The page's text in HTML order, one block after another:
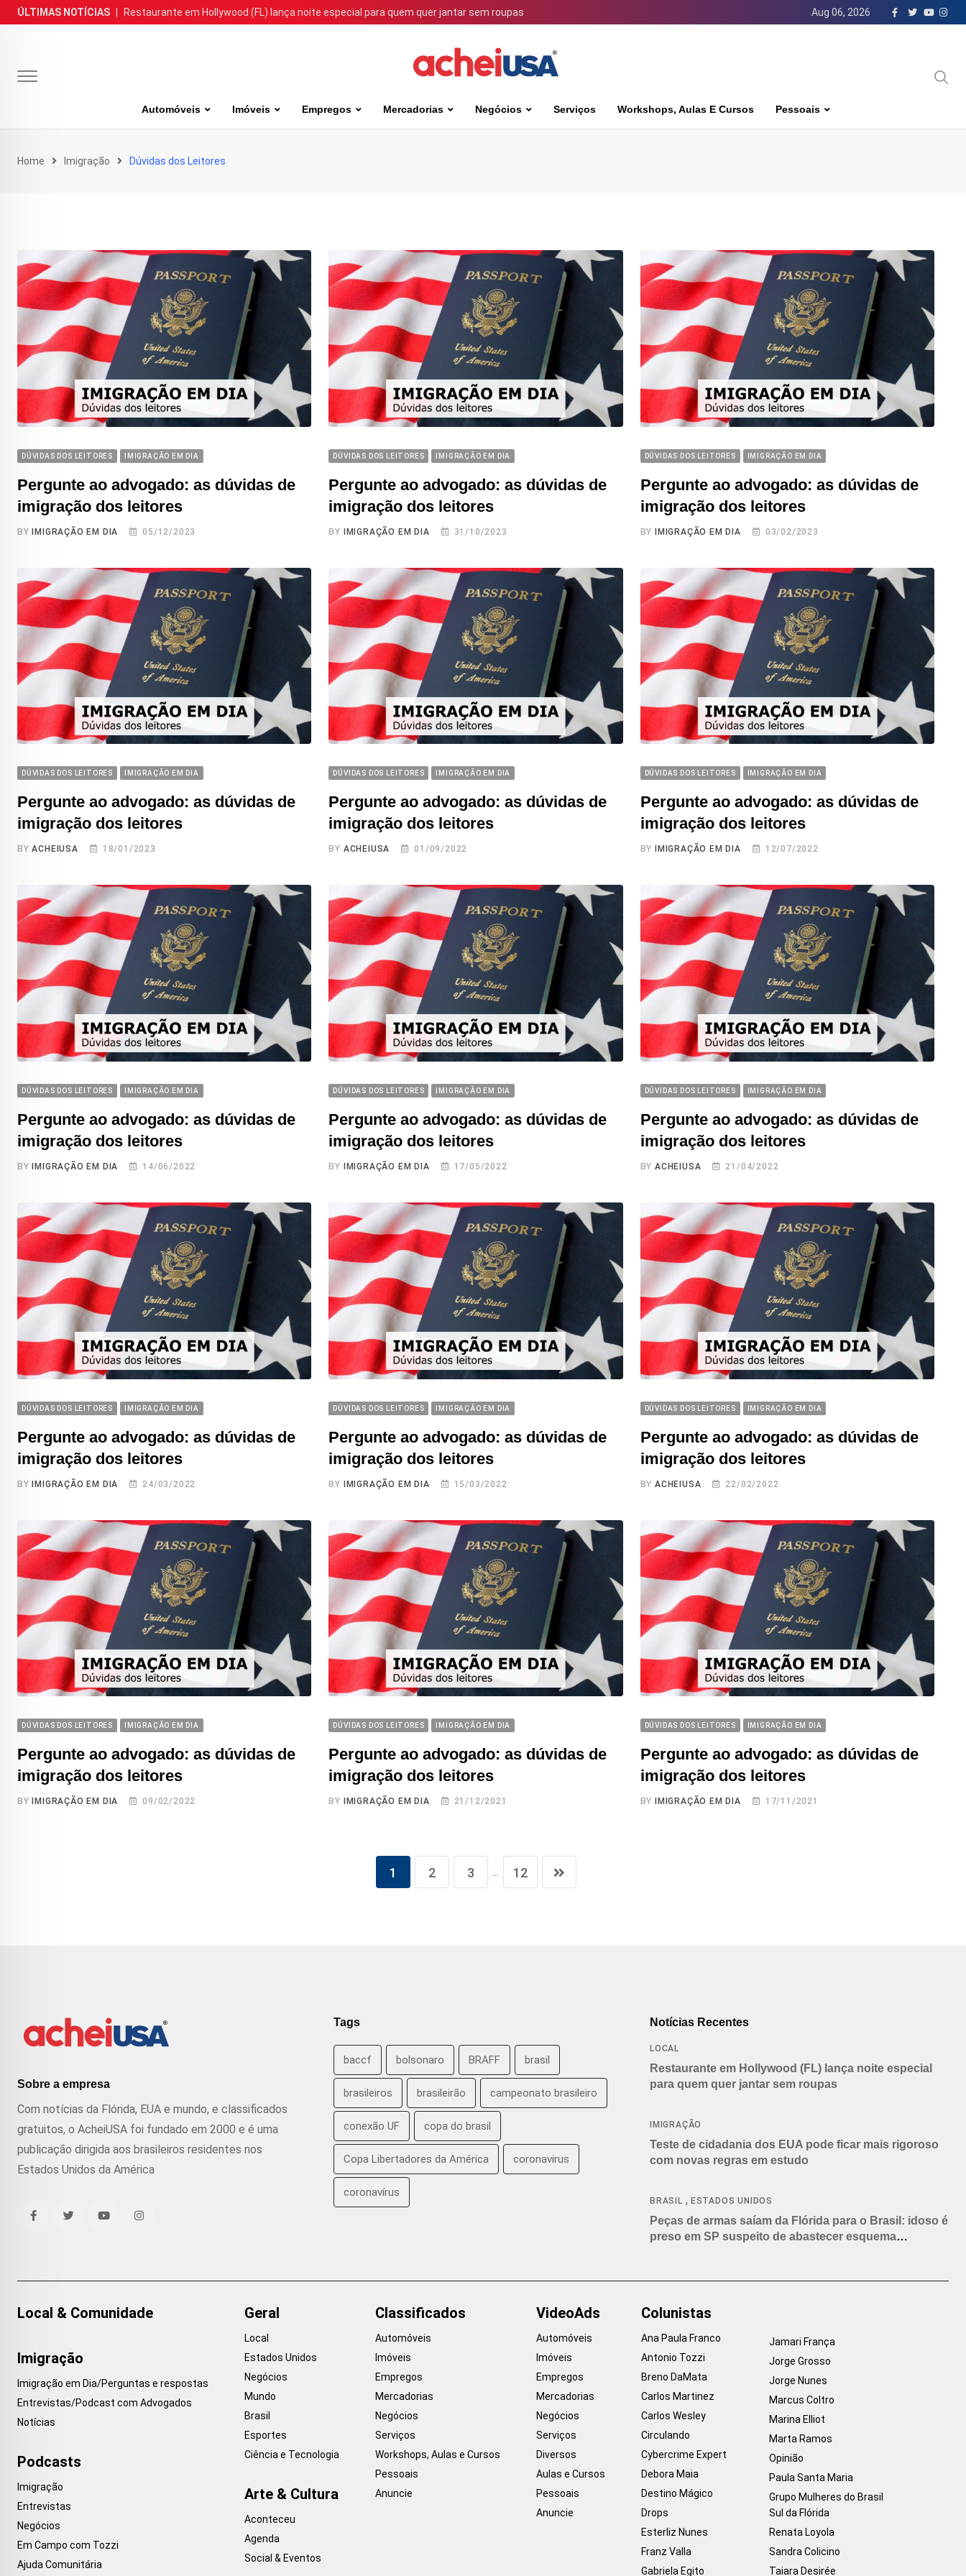
Skip
to
ÚLTIMAS NOTÍCIAS Restaurante em Hollywood (FL) lança noite especial para quem quer jantar sem roupas Aug 06, 2026
Automóveis Imóveis Empregos Mercadorias Negócios Serviços Workshops, Aulas E Cursos Pessoais
Home Imigração Dúvidas dos Leitores
DÚVIDAS DOS LEITORES IMIGRAÇÃO EM DIA
Pergunte ao advogado: as dúvidas de
imigração dos leitores
BYIMIGRAÇÃO EM DIA 05/12/2023
DÚVIDAS DOS LEITORES IMIGRAÇÃO EM DIA
Pergunte ao advogado: as dúvidas de
imigração dos leitores
BY IMIGRAÇÃO EM DIA 31/10/2023
DÚVIDAS DOS LEITORES IMIGRAÇÃO EM DIA
Pergunte ao advogado: as dúvidas de
imigração dos leitores
BYIMIGRAÇÃO EM DIA 03/02/2023
DÚVIDAS DOS LEITORES IMIGRAÇÃO EM DIA
Pergunte ao advogado: as dúvidas de
imigração dos leitores
BYACHEIUSA 18/01/2023
DÚVIDAS DOS LEITORES IMIGRAÇÃO EM DIA
Pergunte ao advogado: as dúvidas de
imigração dos leitores
BY ACHEIUSA 01/09/2022
DÚVIDAS DOS LEITORES IMIGRAÇÃO EM DIA
Pergunte ao advogado: as dúvidas de
imigração dos leitores
BY IMIGRAÇÃO EM DIA 12/07/2022
DÚVIDAS DOS LEITORES IMIGRAÇÃO EM DIA
Pergunte ao advogado: as dúvidas de
imigração dos leitores
BY IMIGRAÇÃO EM DIA 14/06/2022
DÚVIDAS DOS LEITORES IMIGRAÇÃO EM DIA
Pergunte ao advogado: as dúvidas de
imigração dos leitores
BY IMIGRAÇÃO EM DIA 17/05/2022
DÚVIDAS DOS LEITORES IMIGRAÇÃO EM DIA
Pergunte ao advogado: as dúvidas de
imigração dos leitores
BYACHEIUSA 21/04/2022
DÚVIDAS DOS LEITORES IMIGRAÇÃO EM DIA
Pergunte ao advogado: as dúvidas de
imigração dos leitores
BYIMIGRAÇÃO EM DIA 24/03/2022
DÚVIDAS DOS LEITORES IMIGRAÇÃO EM DIA
Pergunte ao advogado: as dúvidas de
imigração dos leitores
BY IMIGRAÇÃO EM DIA 15/03/2022
DÚVIDAS DOS LEITORES IMIGRAÇÃO EM DIA
Pergunte ao advogado: as dúvidas de
imigração dos leitores
BYACHEIUSA 22/02/2022
DÚVIDAS DOS LEITORES IMIGRAÇÃO EM DIA
Pergunte ao advogado: as dúvidas de
imigração dos leitores
BY IMIGRAÇÃO EM DIA 09/02/2022
DÚVIDAS DOS LEITORES IMIGRAÇÃO EM DIA
Pergunte ao advogado: as dúvidas de
imigração dos leitores
BY IMIGRAÇÃO EM DIA 21/12/2021
DÚVIDAS DOS LEITORES IMIGRAÇÃO EM DIA
Pergunte ao advogado: as dúvidas de
imigração dos leitores
BY IMIGRAÇÃO EM DIA 17/11/2021
1 2 3 12
Sobre a empresa
Com notícias da Flórida, EUA e mundo, e classificados
gratuitos, o AcheiUSA foi fundado em 2000 e é uma
publicação dirigida aos brasileiros residentes nos
Estados Unidos da América
Tags
baccf bolsonaro BRAFF brasil
brasileiros brasileirão campeonato brasileiro
conexão UF copa do brasil
Copa Libertadores da América coronavirus
coronavírus
Notícias Recentes
LOCAL
Restaurante em Hollywood (FL) lança noite especial
para quem quer jantar sem roupas
IMIGRAÇÃO
Teste de cidadania dos EUA pode ficar mais rigoroso
com novas regras em estudo
BRASIL , ESTADOS UNIDOS
Peças de armas saíam da Flórida para o Brasil: idoso é
preso em SP suspeito de abastecer esquema
Local & Comunidade
Imigração
Imigração em Dia/Perguntas e respostas
Entrevistas/Podcast com Advogados
Notícias
Podcasts
Imigração
Entrevistas
Negócios
Em Campo com Tozzi
Ajuda Comunitária
Geral
Local
Estados Unidos
Negócios
Mundo
Brasil
Esportes
Ciência e Tecnologia
Arte & Cultura
Aconteceu
Agenda
Social & Eventos
Classificados
Automóveis
Imóveis
Empregos
Mercadorias
Negócios
Serviços
Workshops, Aulas e Cursos
Pessoais
Anuncie
VideoAds
Automóveis
Imóveis
Empregos
Mercadorias
Negócios
Serviços
Diversos
Aulas e Cursos
Pessoais
Anuncie
Colunistas
Ana Paula Franco
Antonio Tozzi
Breno DaMata
Carlos Martinez
Carlos Wesley
Circulando
Cybercrime Expert
Debora Maia
Destino Mágico
Drops
Esterliz Nunes
Franz Valla
Gabriela Egito
Jamari França
Jorge Grosso
Jorge Nunes
Marcus Coltro
Marina Elliot
Marta Ramos
Opinião
Paula Santa Maria
Grupo Mulheres do Brasil
Sul da Flórida
Renata Loyola
Sandra Colicino
Taiara Desirée